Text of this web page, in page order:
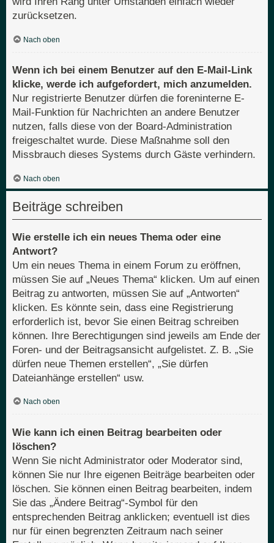
zurücksetzen.
Nach oben
Wenn ich bei einem Benutzer auf den E-Mail-Link
klicke, werde ich aufgefordert, mich anzumelden.
Nur registrierte Benutzer dürfen die foreninterne E-
Mail-Funktion für Nachrichten an andere Benutzer
nutzen, falls diese von der Board-Administration
freigeschaltet wurde. Diese Maßnahme soll den
Missbrauch dieses Systems durch Gäste verhindern.
Nach oben
Beiträge schreiben
Wie erstelle ich ein neues Thema oder eine
Antwort?
Um ein neues Thema in einem Forum zu eröffnen,
müssen Sie auf „Neues Thema“ klicken. Um auf einen
Beitrag zu antworten, müssen Sie auf „Antworten“
klicken. Es könnte sein, dass eine Registrierung
erforderlich ist, bevor Sie einen Beitrag schreiben
können. Ihre Berechtigungen sind jeweils am Ende der
Foren- und der Beitragsansicht aufgelistet. Z. B. „Sie
dürfen neue Themen erstellen“, „Sie dürfen
Dateianhänge erstellen“ usw.
Nach oben
Wie kann ich einen Beitrag bearbeiten oder
löschen?
Wenn Sie nicht Administrator oder Moderator sind,
können Sie nur Ihre eigenen Beiträge bearbeiten oder
löschen. Sie können einen Beitrag bearbeiten, indem
Sie das „Ändere Beitrag“-Symbol für den
entsprechenden Beitrag anklicken; eventuell ist dies
nur für einen begrenzten Zeitraum nach seiner